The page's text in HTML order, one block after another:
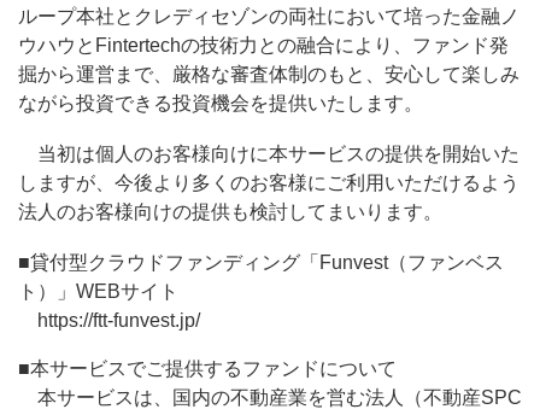
ループ本社とクレディセゾンの両社において培った金融ノ
ウハウとFintertechの技術力との融合により、ファンド発
掘から運営まで、厳格な審査体制のもと、安心して楽しみ
ながら投資できる投資機会を提供いたします。
当初は個人のお客様向けに本サービスの提供を開始いた
しますが、今後より多くのお客様にご利用いただけるよう
法人のお客様向けの提供も検討してまいります。
■貸付型クラウドファンディング「Funvest（ファンベス
ト）」WEBサイト
https://ftt-funvest.jp/
■本サービスでご提供するファンドについて
本サービスは、国内の不動産業を営む法人（不動産SPC